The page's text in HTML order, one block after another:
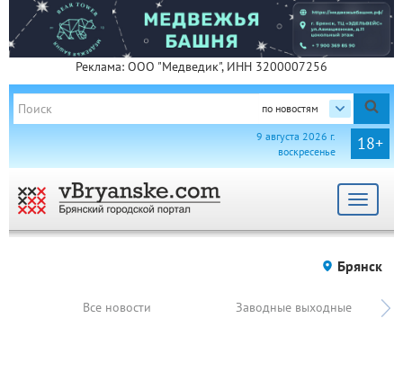
Реклама: ООО "Медведик", ИНН 3200007256
по новостям
18+
9 августа 2026 г.
воскресенье
Toggle
Брянск
Все новости Заводные выходные